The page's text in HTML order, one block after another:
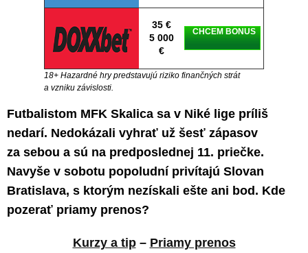
35 €
5 000
€
CHCEM BONUS
18+ Hazardné hry predstavujú riziko finančných strát
a vzniku závislosti.
Futbalistom MFK Skalica sa v Niké lige príliš
nedarí. Nedokázali vyhrať už šesť zápasov
za sebou a sú na predposlednej 11. priečke.
Navyše v sobotu popoludní privítajú Slovan
Bratislava, s ktorým nezískali ešte ani bod. Kde
pozerať priamy prenos?
Kurzy a tip– Priamy prenos